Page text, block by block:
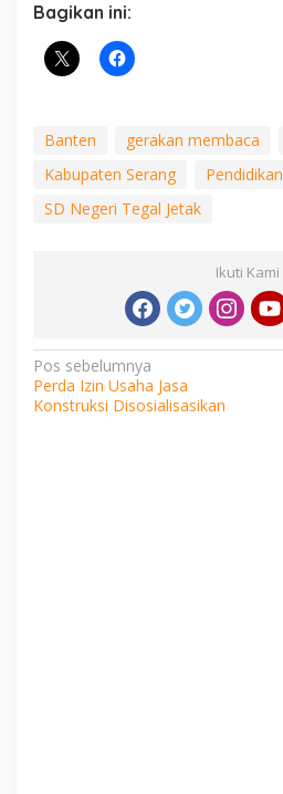
Bagikan ini:
Banten gerakan membaca
Kabupaten Serang
Pendidikan
SD Negeri Tegal Jetak
Ikuti Kami
Navigasi
pos
Pos sebelumnya
Perda Izin Usaha Jasa
Konstruksi Disosialisasikan